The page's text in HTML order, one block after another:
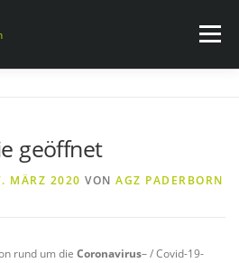
Menü
geöffnet
MÄRZ 2020 VON AGZ PADERBORN
rund um die Coronavirus– / Covid-19-